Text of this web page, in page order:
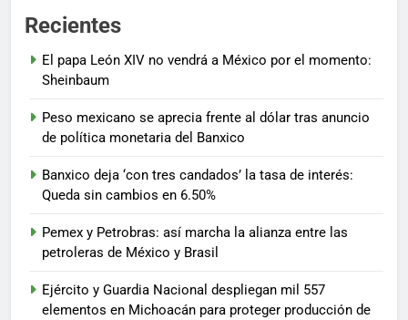
Recientes
El papa León XIV no vendrá a México por el momento:
Sheinbaum
Peso mexicano se aprecia frente al dólar tras anuncio
de política monetaria del Banxico
Banxico deja ‘con tres candados’ la tasa de interés:
Queda sin cambios en 6.50%
Pemex y Petrobras: así marcha la alianza entre las
petroleras de México y Brasil
Ejército y Guardia Nacional despliegan mil 557
elementos en Michoacán para proteger producción de